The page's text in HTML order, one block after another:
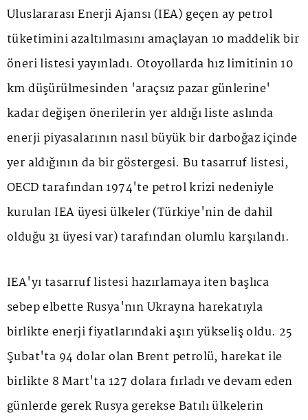
Uluslararası Enerji Ajansı (IEA) geçen ay petrol
tüketimini azaltılmasını amaçlayan 10 maddelik bir
öneri listesi yayınladı. Otoyollarda hız limitinin 10
km düşürülmesinden 'araçsız pazar günlerine'
kadar değişen önerilerin yer aldığı liste aslında
enerji piyasalarının nasıl büyük bir darboğaz içinde
yer aldığının da bir göstergesi. Bu tasarruf listesi,
OECD tarafından 1974'te petrol krizi nedeniyle
kurulan IEA üyesi ülkeler (Türkiye'nin de dahil
olduğu 31 üyesi var) tarafından olumlu karşılandı.
IEA'yı tasarruf listesi hazırlamaya iten başlıca
sebep elbette Rusya'nın Ukrayna harekatıyla
birlikte enerji fiyatlarındaki aşırı yükseliş oldu. 25
Şubat'ta 94 dolar olan Brent petrolü, harekat ile
birlikte 8 Mart'ta 127 dolara fırladı ve devam eden
günlerde gerek Rusya gerekse Batılı ülkelerin